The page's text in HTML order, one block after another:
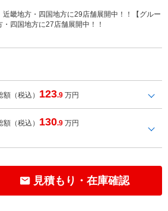
近畿地方・四国地方に29店舗展開中！！【グルー
四国地方に27店舗展開中！！
額（税込） 123.9 万円
額（税込） 130.9 万円
見積もり・在庫確認